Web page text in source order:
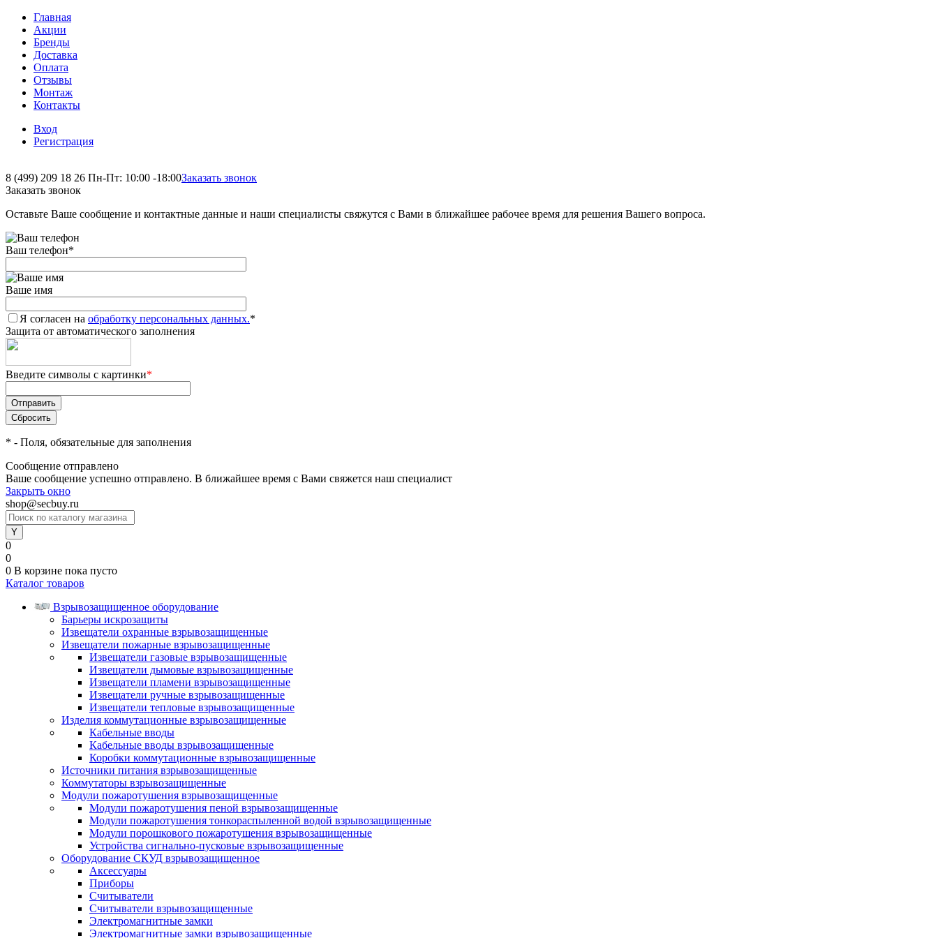
Главная
Акции
Бренды
Доставка
Оплата
Отзывы
Монтаж
Контакты
Вход
Регистрация
8 (499) 209 18 26 Пн-Пт: 10:00 -18:00Заказать звонок
Заказать звонок
Оставьте Ваше сообщение и контактные данные и наши специалисты свяжутся с Вами в ближайшее рабочее время для решения Вашего вопроса.
Ваш телефон*
Ваше имя
Я согласен на обработку персональных данных.*
Защита от автоматического заполнения
Введите символы с картинки*
* - Поля, обязательные для заполнения
Сообщение отправлено
Ваше сообщение успешно отправлено. В ближайшее время с Вами свяжется наш специалист
Закрыть окно
shop@secbuy.ru
0
0
0 В корзине пока пусто
Каталог товаров
Взрывозащищенное оборудование
Барьеры искрозащиты
Извещатели охранные взрывозащищенные
Извещатели пожарные взрывозащищенные
Извещатели газовые взрывозащищенные
Извещатели дымовые взрывозащищенные
Извещатели пламени взрывозащищенные
Извещатели ручные взрывозащищенные
Извещатели тепловые взрывозащищенные
Изделия коммутационные взрывозащищенные
Кабельные вводы
Кабельные вводы взрывозащищенные
Коробки коммутационные взрывозащищенные
Источники питания взрывозащищенные
Коммутаторы взрывозащищенные
Модули пожаротушения взрывозащищенные
Модули пожаротушения пеной взрывозащищенные
Модули пожаротушения тонкораспыленной водой взрывозащищенные
Модули порошкового пожаротушения взрывозащищенные
Устройства сигнально-пусковые взрывозащищенные
Оборудование СКУД взрывозащищенное
Аксессуары
Приборы
Считыватели
Считыватели взрывозащищенные
Электромагнитные замки
Электромагнитные замки взрывозащищенные